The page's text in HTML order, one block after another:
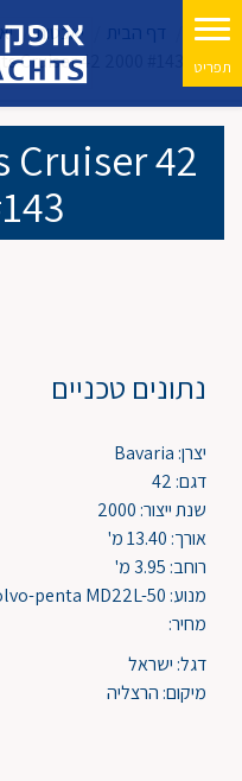
דף הבית יאכטות
Cruiser 42 2000 #143
Cruiser 42
נתונים טכניים
יצרן: Bavaria
דגם: 42
שנת ייצור: 2000
אורך: 13.40 מ'
רוחב: 3.95 מ'
מנוע: Volvo-penta MD22L-50 (כ-6,100 שעות מנוע)
מחיר:
דגל: ישראל
מיקום: הרצליה